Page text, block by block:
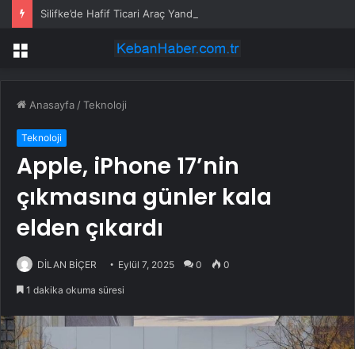
Silifke’de Hafif Ticari Araç Yandı
Menü
Anasayfa /Teknoloji
Teknoloji
Apple, iPhone 17’nin
çıkmasına günler kala
elden çıkardı
DİLAN BİÇER Eylül 7, 2025 0 0
1 dakika okuma süresi